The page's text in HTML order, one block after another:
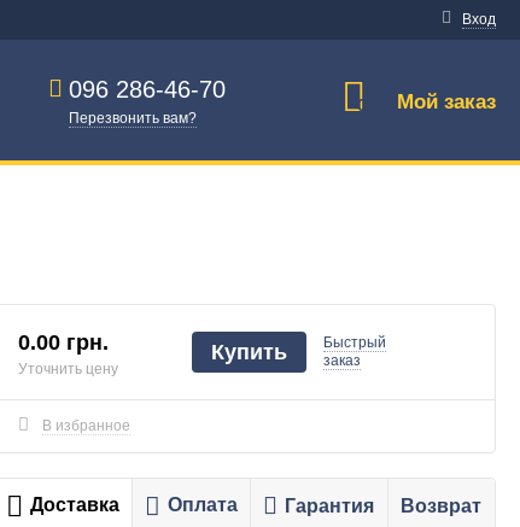
Вход
096 286-46-70
Перезвонить вам?
0 Мой заказ
0.00 грн.
Уточнить цену
Купить
Быстрый
заказ
В избранное
Доставка Оплата Гарантия Возврат